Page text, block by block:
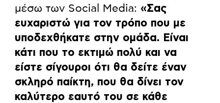
μέσω των Social Media: «Σας
ευχαριστώ για τον τρόπο που με
υποδεχθήκατε στην ομάδα. Είναι
κάτι που το εκτιμώ πολύ και να
είστε σίγουροι ότι θα δείτε έναν
σκληρό παίκτη, που θα δίνει τον
καλύτερο εαυτό του σε κάθε